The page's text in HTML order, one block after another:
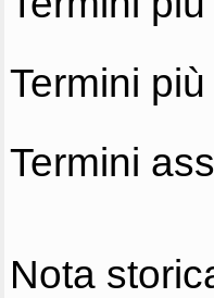
Termini
Termini
Nota